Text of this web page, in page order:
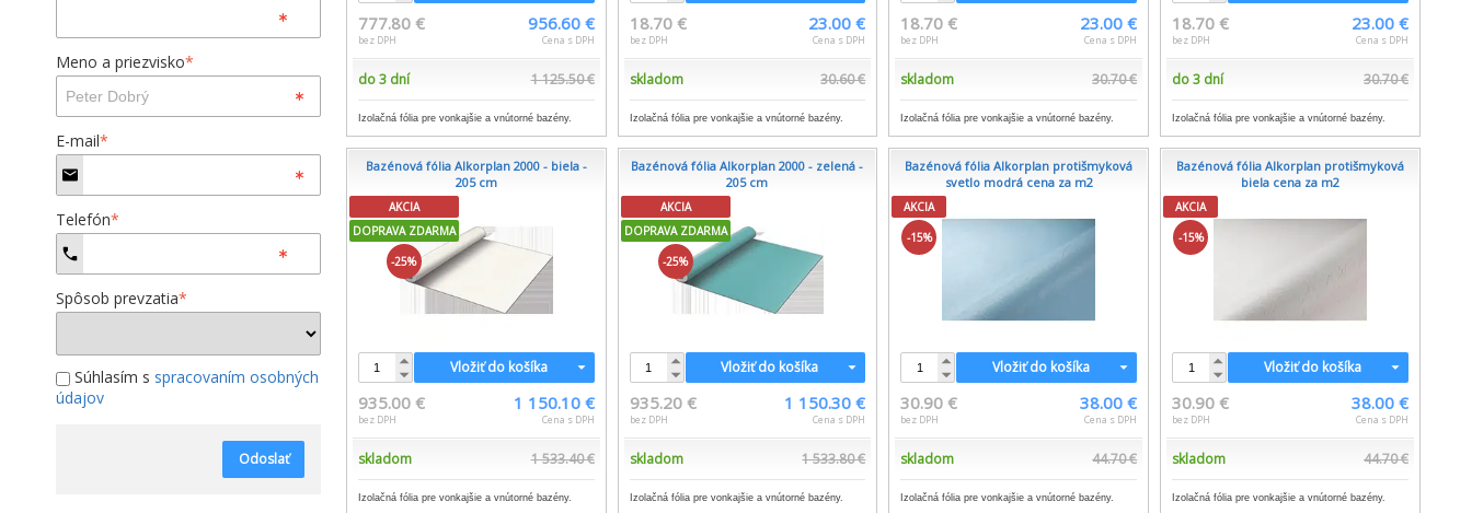
Meno a priezvisko*
E-mail*
Telefón*
Spôsob prevzatia*
Súhlasím s spracovaním osobných
údajov
Odoslať
777.80 €
bez DPH
956.60 €
Cena s DPH
do 3 dní 1 125.50 €
Izolačná fólia pre vonkajšie a vnútorné bazény.
18.70 €
bez DPH
23.00 €
Cena s DPH
skladom 30.60 €
Izolačná fólia pre vonkajšie a vnútorné bazény.
18.70 €
bez DPH
23.00 €
Cena s DPH
skladom 30.70 €
Izolačná fólia pre vonkajšie a vnútorné bazény.
18.70 €
bez DPH
23.00 €
Cena s DPH
do 3 dní 30.70 €
Izolačná fólia pre vonkajšie a vnútorné bazény.
Bazénová fólia Alkorplan 2000 - biela -
205 cm
AKCIA
DOPRAVA ZDARMA
-25%
Vložiť do košíka
935.00 €
bez DPH
1 150.10 €
Cena s DPH
skladom 1 533.40 €
Izolačná fólia pre vonkajšie a vnútorné bazény.
Bazénová fólia Alkorplan 2000 - zelená -
205 cm
AKCIA
DOPRAVA ZDARMA
-25%
Vložiť do košíka
935.20 €
bez DPH
1 150.30 €
Cena s DPH
skladom 1 533.80 €
Izolačná fólia pre vonkajšie a vnútorné bazény.
Bazénová fólia Alkorplan protišmyková
svetlo modrá cena za m2
AKCIA
-15%
Vložiť do košíka
30.90 €
bez DPH
38.00 €
Cena s DPH
skladom 44.70 €
Izolačná fólia pre vonkajšie a vnútorné bazény.
Bazénová fólia Alkorplan protišmyková
biela cena za m2
AKCIA
-15%
Vložiť do košíka
30.90 €
bez DPH
38.00 €
Cena s DPH
skladom 44.70 €
Izolačná fólia pre vonkajšie a vnútorné bazény.